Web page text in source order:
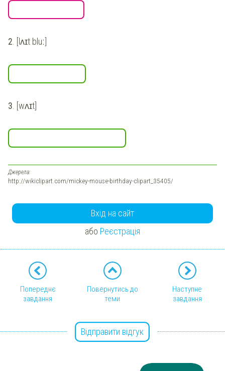
2. [lʌɪt bluː]
3. [wʌɪt]
Джерела:
http://wikiclipart.com/mickey-mouse-birthday-clipart_35405/
Вхід на сайт
або Реєстрація
Попереднє
завдання
Повернутись до
теми
Наступне
завдання
Відправити відгук